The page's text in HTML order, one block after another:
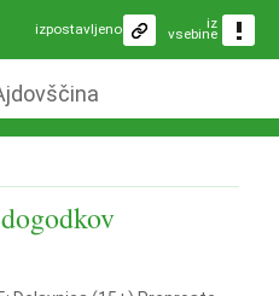
iz
vsebine
izpostavljeno